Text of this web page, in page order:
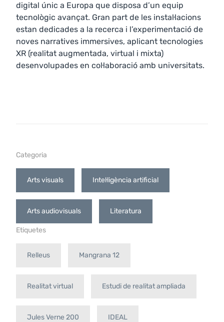
digital únic a Europa que disposa d’un equip
tecnològic avançat. Gran part de les instal·lacions
estan dedicades a la recerca i l’experimentació de
noves narratives immersives, aplicant tecnologies
XR (realitat augmentada, virtual i mixta)
desenvolupades en col·laboració amb universitats.
Categoria
Arts visuals Intel·ligència artificial
Arts audiovisuals Literatura
Etiquetes
Relleus Mangrana 12
Realitat virtual Estudi de realitat ampliada
Jules Verne 200 IDEAL